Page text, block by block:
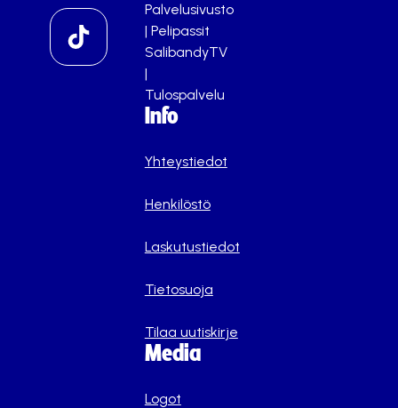
Palvelusivusto
| Pelipassit
SalibandyTV
|
Tulospalvelu
Info
Yhteystiedot
Henkilöstö
Laskutustiedot
Tietosuoja
Tilaa uutiskirje
Media
Logot